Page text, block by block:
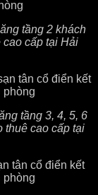
tầng 2 khách
cao cấp tại Hải
tầng 3, 4, 5, 6
thuê cao cấp tại